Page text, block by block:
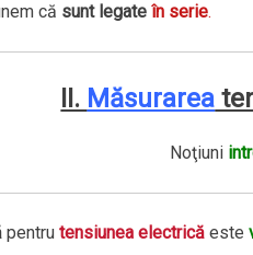
că sunt legate în serie.
II. Măsurarea
Noţiuni
pentru tensiunea electricăeste